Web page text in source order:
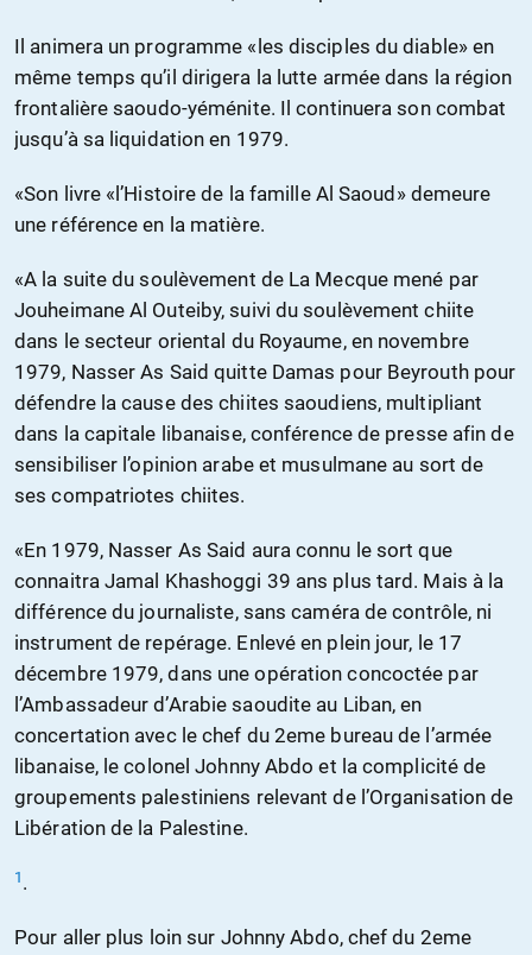
Il animera un programme «les disciples du diable» en
même temps qu’il dirigera la lutte armée dans la région
frontalière saoudo-yéménite. Il continuera son combat
jusqu’à sa liquidation en 1979.
«Son livre «l’Histoire de la famille Al Saoud» demeure
une référence en la matière.
«A la suite du soulèvement de La Mecque mené par
Jouheimane Al Outeiby, suivi du soulèvement chiite
dans le secteur oriental du Royaume, en novembre
1979, Nasser As Said quitte Damas pour Beyrouth pour
défendre la cause des chiites saoudiens, multipliant
dans la capitale libanaise, conférence de presse afin de
sensibiliser l’opinion arabe et musulmane au sort de
ses compatriotes chiites.
«En 1979, Nasser As Said aura connu le sort que
connaitra Jamal Khashoggi 39 ans plus tard. Mais à la
différence du journaliste, sans caméra de contrôle, ni
instrument de repérage. Enlevé en plein jour, le 17
décembre 1979, dans une opération concoctée par
l’Ambassadeur d’Arabie saoudite au Liban, en
concertation avec le chef du 2eme bureau de l’armée
libanaise, le colonel Johnny Abdo et la complicité de
groupements palestiniens relevant de l’Organisation de
Libération de la Palestine.
1 .
Pour aller plus loin sur Johnny Abdo, chef du 2eme